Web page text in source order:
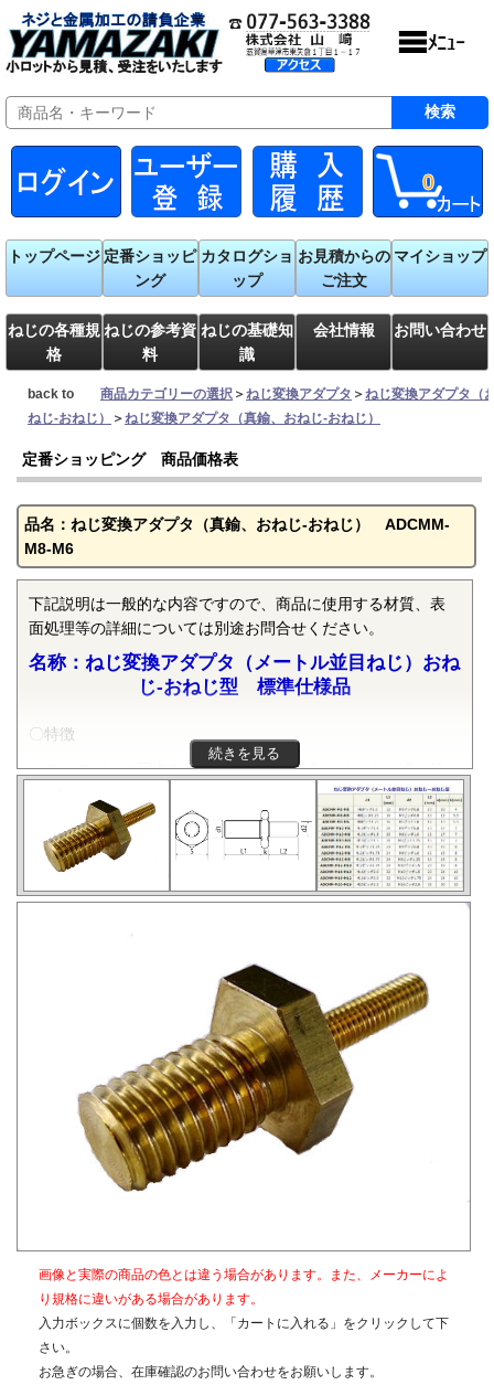
0
トップページ 定番ショッピ
ング
カタログショ
ップ
お見積からの
ご注文
マイショップ
ねじの各種規
格
ねじの参考資
料
ねじの基礎知
識
会社情報 お問い合わせ
back to 商品カテゴリーの選択 ＞ねじ変換アダプタ ＞ねじ変換アダプタ（
ねじ-おねじ）
＞ねじ変換アダプタ（真鍮、おねじ-おねじ）
定番ショッピング 商品価格表
品名：ねじ変換アダプタ（真鍮、おねじ-おねじ） ADCMM-
M8-M6
下記説明は一般的な内容ですので、商品に使用する材質、表
面処理等の詳細については別途お問合せください。
名称：ねじ変換アダプタ（メートル並目ねじ）おね
じ-おねじ型 標準仕様品
〇特徴
２つのパーツ同志をねじで締結する場合、メーカー違い等
により、使用されているねじの規格が異なる場合がありま
す。こんな場合には、ねじ変換アダプターを使うと、ねじ規
格を変換し、ねじを確実に締結することができます。本部品
は、JIS B 0205-3で規定される一般用メートルねじの並目でお
ねじ同志のサイズ変換をするものです。規格は弊社の独自規
ねじ変換アダプタの詳細については
「ねじ変換アダプタ」
真鍮、SUS304
〇表面処理
生地（メッキなし）
続きを見る
画像と実際の商品の色とは違う場合があります。また、メーカーによ
り規格に違いがある場合があります。
入力ボックスに個数を入力し、「カートに入れる」をクリックして下
さい。
お急ぎの場合、在庫確認のお問い合わせをお願いします。